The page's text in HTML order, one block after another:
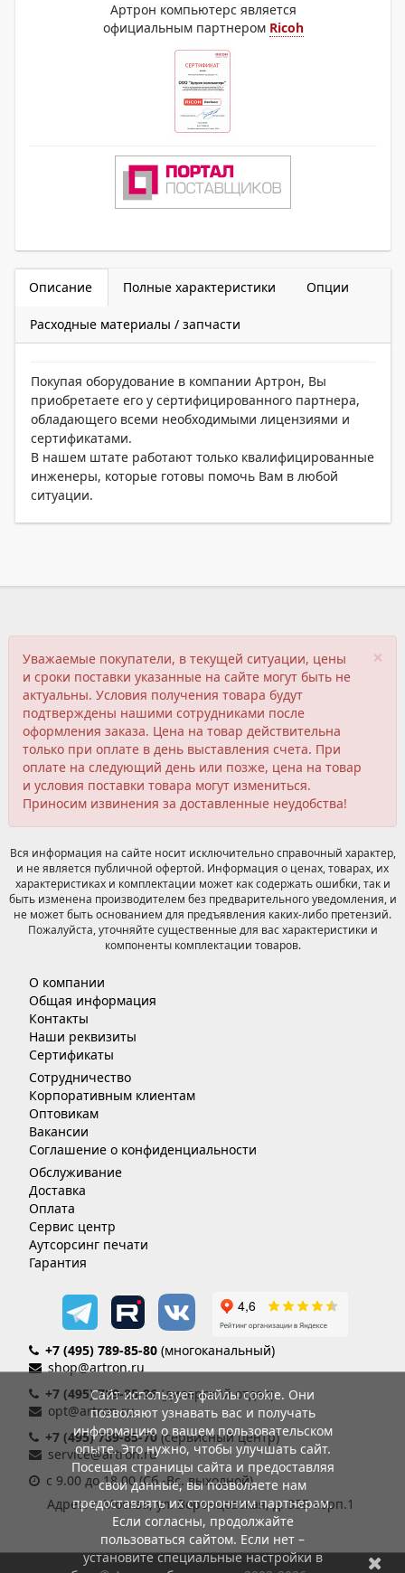
Артрон компьютерс является
официальным партнером Ricoh
Описание Полные характеристики Опции
Расходные материалы / запчасти
Покупая оборудование в компании Артрон, Вы
приобретаете его у сертифицированного партнера,
обладающего всеми необходимыми лицензиями и
сертификатами.
В нашем штате работают только квалифицированные
инженеры, которые готовы помочь Вам в любой
ситуации.
×
Уважаемые покупатели, в текущей ситуации, цены
и сроки поставки указанные на сайте могут быть не
актуальны. Условия получения товара будут
подтверждены нашими сотрудниками после
оформления заказа. Цена на товар действительна
только при оплате в день выставления счета. При
оплате на следующий день или позже, цена на товар
и условия поставки товара могут измениться.
Приносим извинения за доставленные неудобства!
Вся информация на сайте носит исключительно справочный характер,
и не является публичной офертой. Информация о ценах, товарах, их
характеристиках и комплектации может как содержать ошибки, так и
быть изменена производителем без предварительного уведомления, и
не может быть основанием для предъявления каких-либо претензий.
Пожалуйста, уточняйте существенные для вас характеристики и
компоненты комплектации товаров.
О компании
Общая информация
Контакты
Наши реквизиты
Сертификаты
Сотрудничество
Корпоративным клиентам
Оптовикам
Вакансии
Соглашение о конфиденциальности
Обслуживание
Доставка
Оплата
Сервис центр
Аутсорсинг печати
Гарантия
+7 (495) 789-85-80 (многоканальный)
shop@artron.ru
+7 (495) 789-85-86(дилерский отдел)
opt@artron.ru
+7 (495) 789-85-70 (сервисный центр)
service@artron.ru
с 9.00 до 18.00 (Сб.-Вс. выходной)
Адрес: г. Москва, ул. Воронцовская, д. 35Б корп.1
Сайт использует файлы cookie. Они
позволяют узнавать вас и получать
информацию о вашем пользовательском
опыте. Это нужно, чтобы улучшать сайт.
Посещая страницы сайта и предоставляя
свои данные, вы позволяете нам
предоставлять их сторонним партнерам.
Если согласны, продолжайте
пользоваться сайтом. Если нет –
установите специальные настройки в